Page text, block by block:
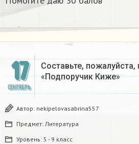
17
СЕНТЯБРЬ
Составьте, пожалуйста,
«Подпоручик Киже»​
Автор: nekipelovasabrina557
Предмет: Литература
Уровень: 5 - 9 класс